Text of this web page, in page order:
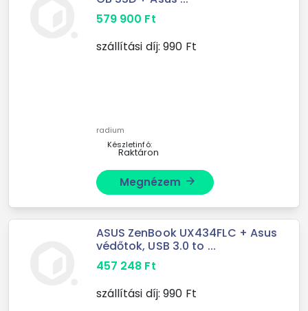
579 900 Ft
szállítási díj: 990 Ft
radium
Készletinfó:
Raktáron
Megnézem arrow_forward
ASUS ZenBook UX434FLC + Asus
védőtok, USB 3.0 to ...
457 248 Ft
szállítási díj: 990 Ft